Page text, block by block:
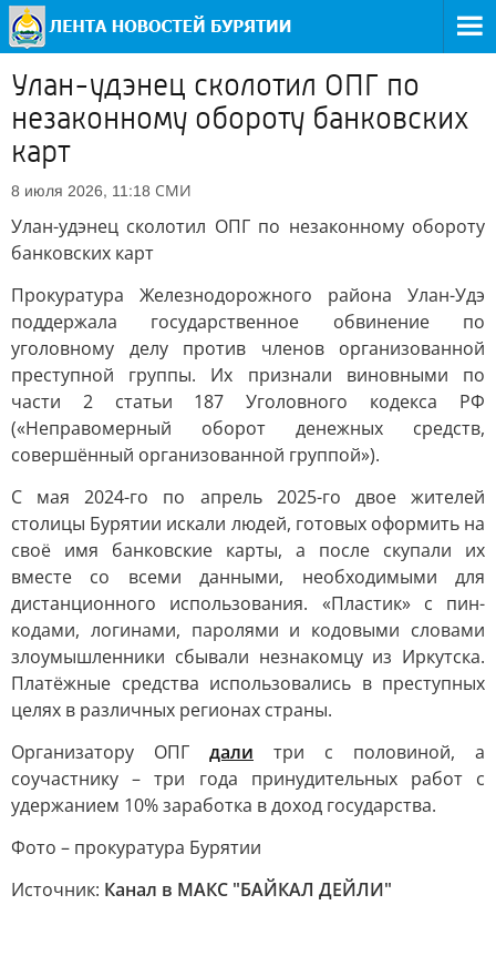
Улан-удэнец сколотил ОПГ по
незаконному обороту банковских
карт
8 июля 2026, 11:18 СМИ
Улан-удэнец сколотил ОПГ по незаконному обороту
банковских карт
Прокуратура Железнодорожного района Улан-Удэ
поддержала государственное обвинение по
уголовному делу против членов организованной
преступной группы. Их признали виновными по
части 2 статьи 187 Уголовного кодекса РФ
(«Неправомерный оборот денежных средств,
совершённый организованной группой»).
С мая 2024-го по апрель 2025-го двое жителей
столицы Бурятии искали людей, готовых оформить на
своё имя банковские карты, а после скупали их
вместе со всеми данными, необходимыми для
дистанционного использования. «Пластик» с пин-
кодами, логинами, паролями и кодовыми словами
злоумышленники сбывали незнакомцу из Иркутска.
Платёжные средства использовались в преступных
целях в различных регионах страны.
Организатору ОПГ дали три с половиной, а
соучастнику – три года принудительных работ с
удержанием 10% заработка в доход государства.
Фото – прокуратура Бурятии
Источник: Канал в МАКС "БАЙКАЛ ДЕЙЛИ"